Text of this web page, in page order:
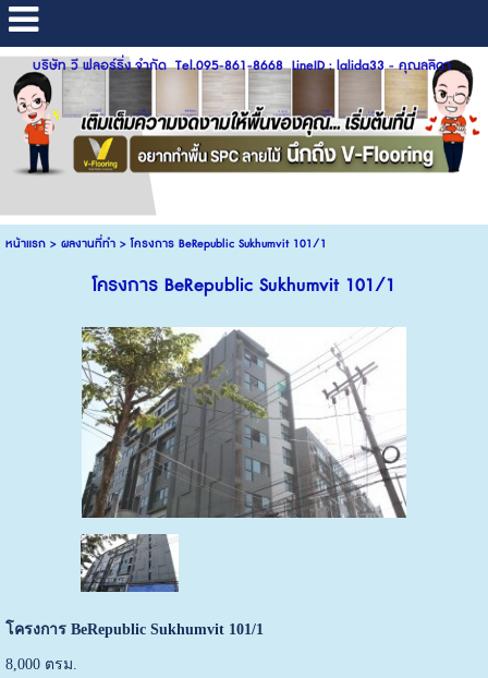
บริษัท วี ฟลอร์ริ่ง จำกัด Tel.095-861-8668 LineID : lalida33 - คุณลลิดา
หน้าแรก> ผลงานที่ทำ>โครงการ BeRepublic Sukhumvit 101/1
โครงการ BeRepublic Sukhumvit 101/1
โครงการ BeRepublic Sukhumvit 101/1
8,000 ตรม.